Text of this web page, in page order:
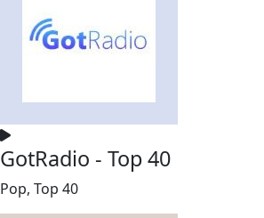
GotRadio - Top 40
Pop, Top 40